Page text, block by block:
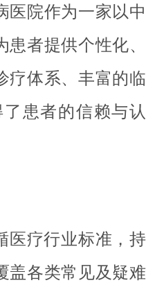
医院作为一家以中
者提供个性化、
疗体系、丰富的临
患者的信赖与认
医疗行业标准，持
盖各类常见及疑难